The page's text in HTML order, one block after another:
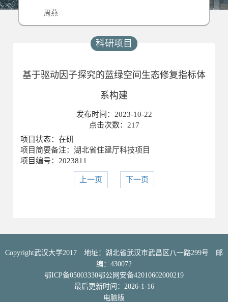
周燕
科研项目
基于驱动因子探究的蓝绿空间生态修复指标体
系构建
发布时间： 2023-10-22
点击次数： 217
项目状态：在研
项目简要备注：湖北省住建厅科技项目
项目编号：2023811
上一页 下一页
Copyright武汉大学2017 地址：湖北省武汉市武昌区八一路299号 邮
编：430072
鄂ICP备05003330鄂公网安备42010602000219
最后更新时间： 2026-1-16
电脑版